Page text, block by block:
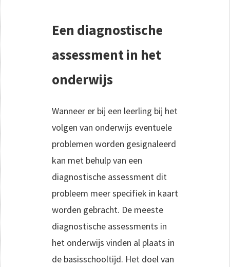
Een diagnostische
assessment in het
onderwijs
Wanneer er bij een leerling bij het
volgen van onderwijs eventuele
problemen worden gesignaleerd
kan met behulp van een
diagnostische assessment dit
probleem meer specifiek in kaart
worden gebracht. De meeste
diagnostische assessments in
het onderwijs vinden al plaats in
de basisschooltijd. Het doel van